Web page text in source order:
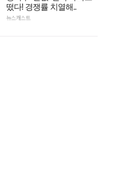
떴다! 경쟁률 치열해..
뉴스캐스트